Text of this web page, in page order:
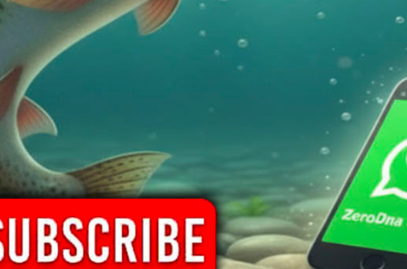
artificiale: Gold | Gold
Netto:
Aggiungi al carrello
Colore artificiale:
1 disponibili
+
Aggiungi al carrello